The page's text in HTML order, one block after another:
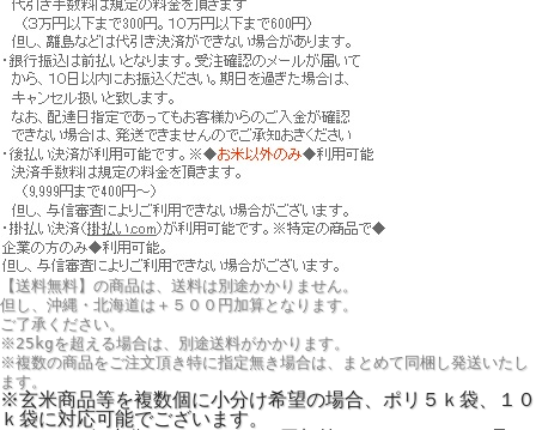
【送料無料】の商品は、送料は別途かかりません。
但し、 沖縄・北海道は＋５００円 加算となります。
ご了承ください。
※25kgを超える場合は、別途送料がかかります。
※複数の商品をご注文頂き特に指定無き場合は、まとめて同梱し発送いたし
ます。
※玄米商品等を複数個に小分け希望の場合、ポリ５ｋ袋、１０
ｋ袋に対応可能でございます。